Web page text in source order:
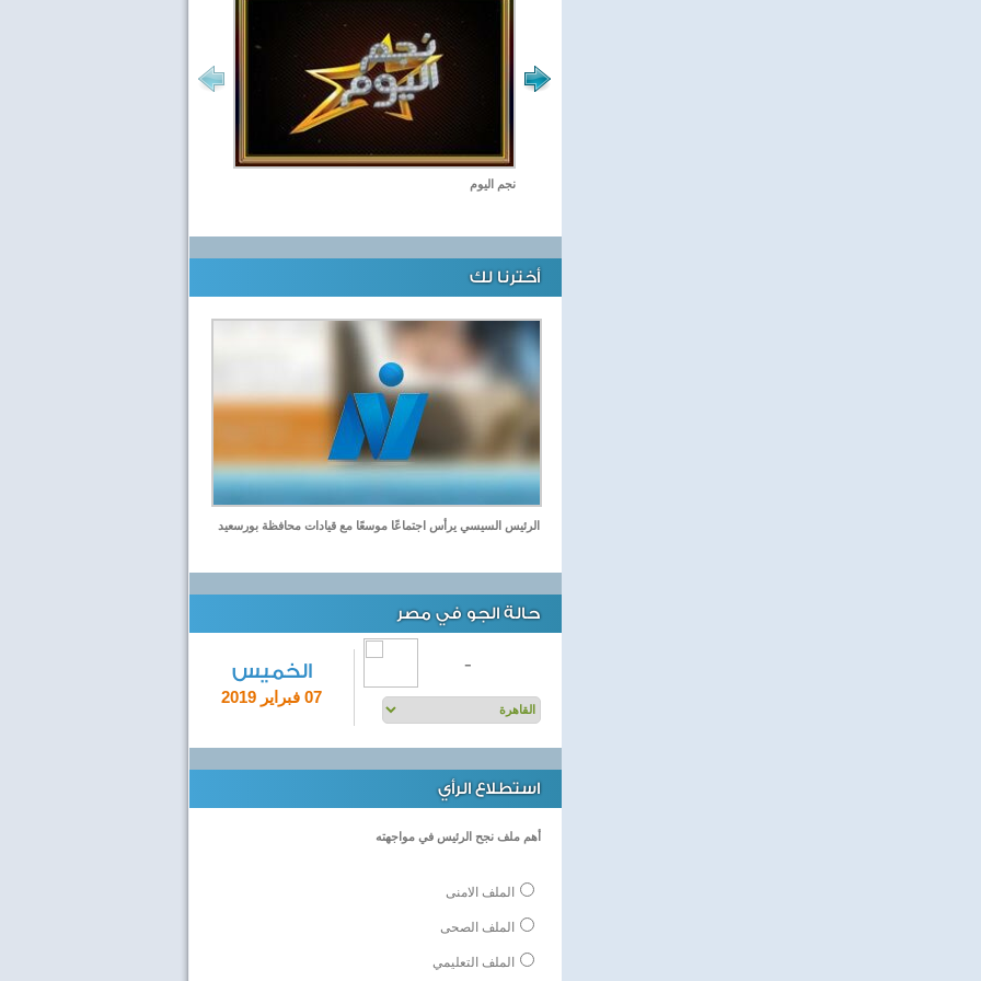
نجم اليوم
أخترنا لك
الرئيس السيسي يرأس اجتماعًا موسعًا مع قيادات محافظة بورسعيد
حالة الجو في مصر
الخميس
07 فبراير 2019
-
استطلاع الرأي
أهم ملف نجح الرئيس في مواجهته
الملف الامنى
الملف الصحى
الملف التعليمي